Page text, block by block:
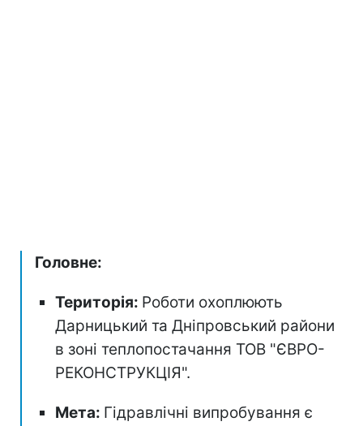
Головне:
Територія: Роботи охоплюють
Дарницький та Дніпровський райони
в зоні теплопостачання ТОВ "ЄВРО-
РЕКОНСТРУКЦІЯ".
Мета: Гідравлічні випробування є